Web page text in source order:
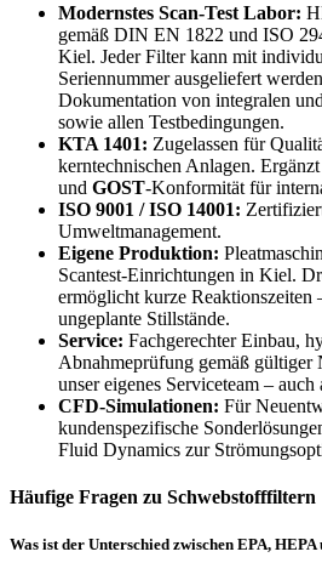
Modernstes Scan-Test Labor:
gemäß DIN EN 1822 und ISO
Kiel. Jeder Filter kann mit
Seriennummer ausgeliefert
Dokumentation von integralen
sowie allen Testbedingungen.
KTA 1401: Zugelassen für
kerntechnischen Anlagen.
und GOST-Konformität für
ISO 9001 / ISO 14001:
Umweltmanagement.
Eigene Produktion:
Scantest-Einrichtungen in Kiel.
ermöglicht kurze Reaktionszeiten
ungeplante Stillstände.
Service: Fachgerechter Einbau,
Abnahmeprüfung gemäß gültiger
unser eigenes Serviceteam –
CFD-Simulationen: Für
kundenspezifische
Fluid Dynamics zur
Häufige Fragen zu Schwebstofffiltern
Was ist der Unterschied zwischen EPA, HEPA